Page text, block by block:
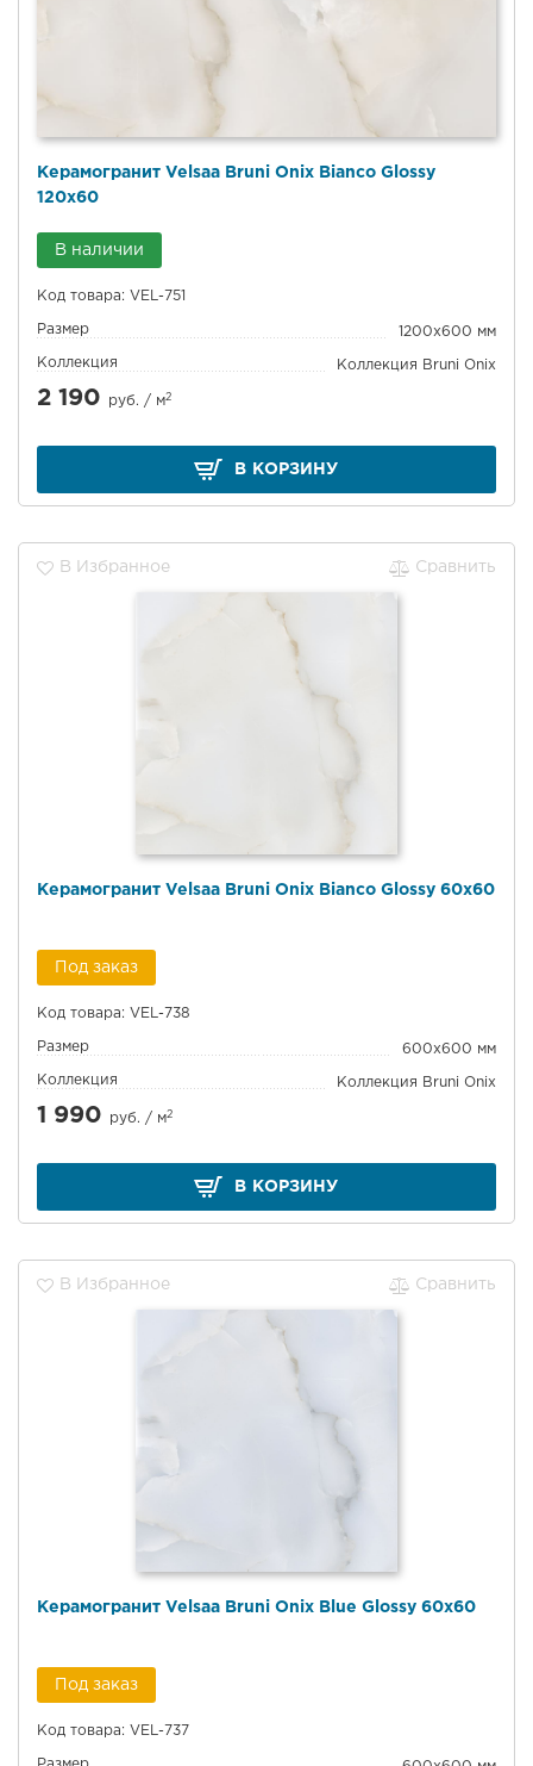
Керамогранит Velsaa Bruni Onix Bianco Glossy
120x60
В наличии
Код товара: VEL-751
Размер 1200x600 мм
Коллекция Коллекция Bruni Onix
2 190 руб. / м2
В КОРЗИНУ
В Избранное Сравнить
Керамогранит Velsaa Bruni Onix Bianco Glossy 60x60
Под заказ
Код товара: VEL-738
Размер 600x600 мм
Коллекция Коллекция Bruni Onix
1 990 руб. / м2
В КОРЗИНУ
В Избранное Сравнить
Керамогранит Velsaa Bruni Onix Blue Glossy 60x60
Под заказ
Код товара: VEL-737